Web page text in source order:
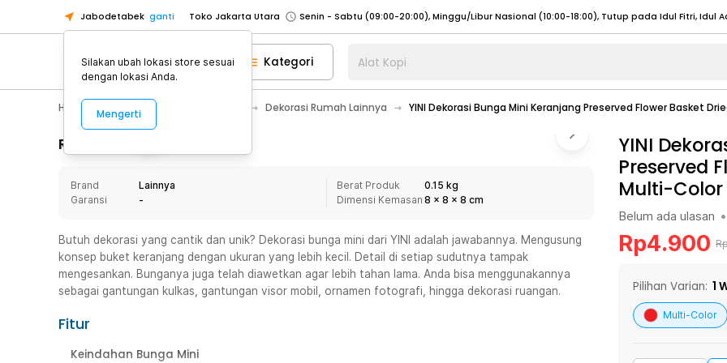
Jabodetabek ganti Toko Jakarta Utara
Toko Tangerang
Toko Cikupa
Pick n Go Jakarta Barat
Senin - Jumat (07:00 - 20:00), Sabtu - Minggu (08:00 - 20:00), Tutup pada Idul Fitri
Pick n Go Bekasi
Senin - Jumat (08:00 - 20:00), Sabtu - Minggu/ Libur Nasional (08:00 - 17:00) Selengkapnya
Senin - Jumat (08:00 - 20:00), Sabtu - Minggu/ Libur Nasional (08:00 - 17:00) Selengkapnya
Senin - Sabtu (09:00-20:00), Minggu/Libur Nasional (12:00-20:00), Tutup pada Idul Fitri
Senin - Sabtu (09:00-20:00), Minggu/Libur Nasional (12:00-20:00), Tutup pada Idul Fitri
Toko Tangerang
Toko Cikupa
Pick n Go Jakarta Barat
Senin - Jumat (07:00 - 20:00), Sabtu - Minggu (08:00 - 20:00), Tutup pada Idul Fitri
Senin - Jumat (08:00 - 20:00), Sabtu - Minggu/ Libur Nasional (08:00 - 17:00) Selengkapnya
Kategori Alat Kopi
Home Appliance Dekorasi Rumah Lainnya YINI Dekorasi Bunga Mini Keranjang Preserved Flower Basket
Rincian Produk
Brand
Lainnya
Garansi
-
Berat Produk
0.15 kg
Dimensi Kemasan 8 x 8 x 8 cm
Butuh dekorasi yang cantik dan unik? Dekorasi bunga mini dari YINI adalah jawabannya. Mengusung
konsep buket keranjang dengan ukuran yang lebih kecil. Detail di setiap sudutnya tampak
mengesankan. Bunganya juga telah diawetkan agar lebih tahan lama. Anda bisa menggunakannya
sebagai gantungan kulkas, gantungan visor mobil, ornamen fotografi, hingga dekorasi ruangan.
Fitur
Keindahan Bunga Mini
YINI
Preserved
Multi-Color
Belum ada ulasan •
Rp4.900
Pilihan Varian: 1
Multi-Color
Silakan ubah lokasi store sesuai
dengan lokasi Anda.
Mengerti